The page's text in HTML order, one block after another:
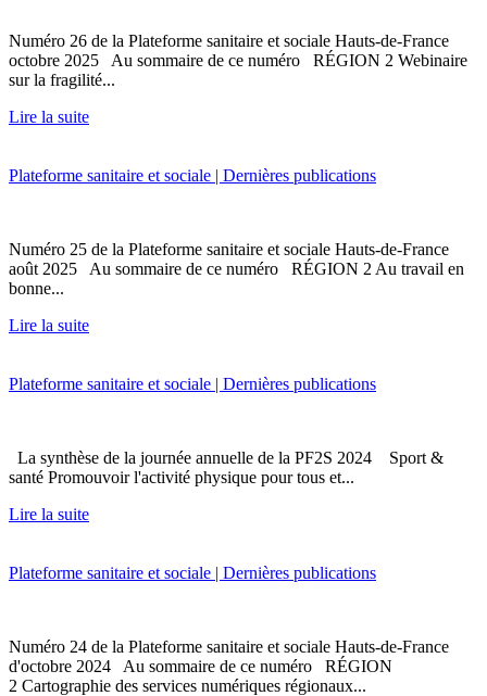
Numéro 26 de la Plateforme sanitaire et sociale Hauts-de-France
octobre 2025 Au sommaire de ce numéro RÉGION 2 Webinaire
sur la fragilité...
Lire la suite
Plateforme sanitaire et sociale | Dernières publications
Numéro 25 de la Plateforme sanitaire et sociale Hauts-de-France
août 2025 Au sommaire de ce numéro RÉGION 2 Au travail en
bonne...
Lire la suite
Plateforme sanitaire et sociale | Dernières publications
La synthèse de la journée annuelle de la PF2S 2024 Sport &
santé Promouvoir l'activité physique pour tous et...
Lire la suite
Plateforme sanitaire et sociale | Dernières publications
Numéro 24 de la Plateforme sanitaire et sociale Hauts-de-France
d'octobre 2024 Au sommaire de ce numéro RÉGION
2 Cartographie des services numériques régionaux...